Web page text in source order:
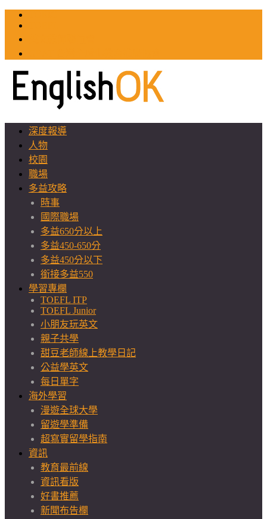
深度報導
人物
校園
職場
多益攻略
時事
國際職場
多益650分以上
多益450-650分
多益450分以下
銜接多益550
學習專欄
TOEFL ITP
TOEFL Junior
小朋友玩英文
親子共學
甜豆老師線上教學日記
公益學英文
每日單字
海外學習
漫遊全球大學
留遊學準備
超寫實留學指南
資訊
教育最前線
資訊看版
好書推薦
新聞布告欄